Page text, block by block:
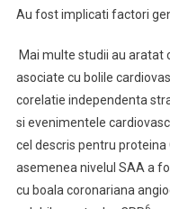
Au fost implicati factori
Mai multe studii au aratat
asociate cu bolile
corelatie independenta
si evenimentele
cel descris pentru proteina
asemenea nivelul SAA a
cu boala coronariana